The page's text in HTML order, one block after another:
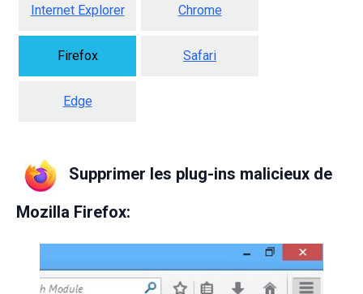
Internet Explorer Chrome
Firefox Safari
Edge
Supprimer les plug-ins malicieux de
Mozilla Firefox: